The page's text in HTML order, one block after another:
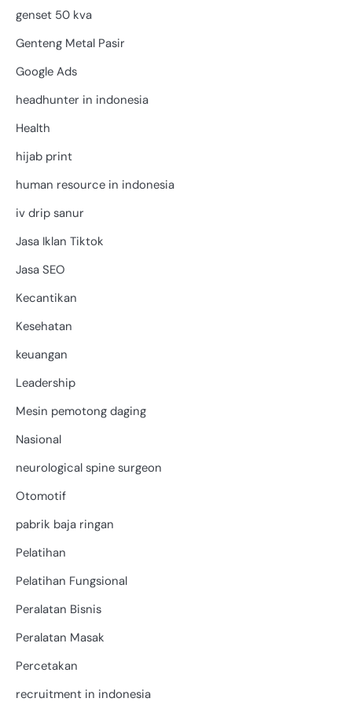
genset 50 kva
Genteng Metal Pasir
Google Ads
headhunter in indonesia
Health
hijab print
human resource in indonesia
iv drip sanur
Jasa Iklan Tiktok
Jasa SEO
Kecantikan
Kesehatan
keuangan
Leadership
Mesin pemotong daging
Nasional
neurological spine surgeon
Otomotif
pabrik baja ringan
Pelatihan
Pelatihan Fungsional
Peralatan Bisnis
Peralatan Masak
Percetakan
recruitment in indonesia